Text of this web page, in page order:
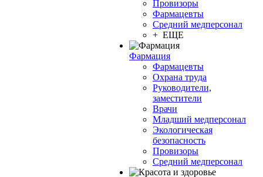
Провизоры
Фармацевты
Средний медперсонал
+ ЕЩЕ
Фармация
Фармацевты
Охрана труда
Руководители,
заместители
Врачи
Младший медперсонал
Экологическая
безопасность
Провизоры
Средний медперсонал